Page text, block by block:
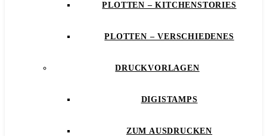
PLOTTEN – KITCHENSTORIES
PLOTTEN – VERSCHIEDENES
DRUCKVORLAGEN
DIGISTAMPS
ZUM AUSDRUCKEN